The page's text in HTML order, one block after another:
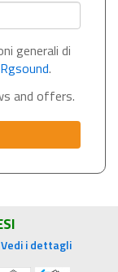
generali di
.
and offers.
Vedi i dettagli